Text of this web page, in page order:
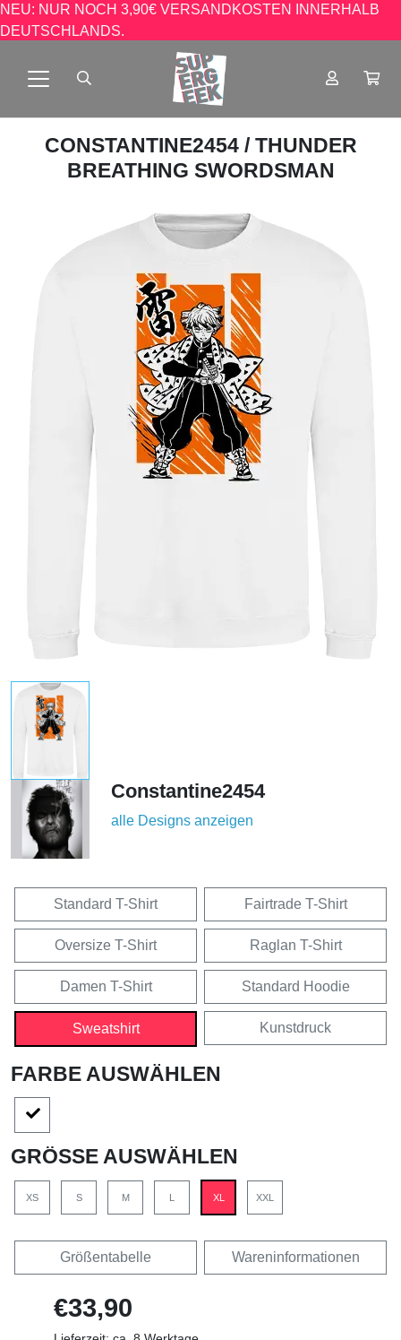
NEU: NUR NOCH 3,90€ VERSANDKOSTEN INNERHALB
DEUTSCHLANDS.
CONSTANTINE2454 / THUNDER
BREATHING SWORDSMAN
Constantine2454
alle Designs anzeigen
Standard T-Shirt Fairtrade T-Shirt
Oversize T-Shirt Raglan T-Shirt
Damen T-Shirt Standard Hoodie
Sweatshirt Kunstdruck
FARBE AUSWÄHLEN
GRÖSSE AUSWÄHLEN
XS S M XL XXL
Größentabelle Wareninformationen
€33,90